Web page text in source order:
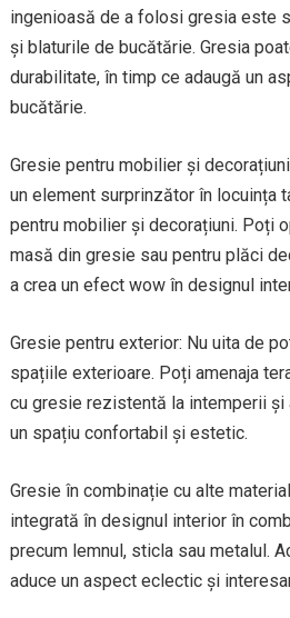
ingenioasă de a folosi gresia este
și blaturile de bucătărie. Gresia
durabilitate, în timp ce adaugă un
bucătărie.
Gresie pentru mobilier și
un element surprinzător în locuința
pentru mobilier și decorațiuni. Poți
masă din gresie sau pentru plăci
a crea un efect wow în designul
Gresie pentru exterior: Nu uita de
spațiile exterioare. Poți amenaja
cu gresie rezistentă la intemperii și
un spațiu confortabil și estetic.
Gresie în combinație cu alte
integrată în designul interior în
precum lemnul, sticla sau metalul.
aduce un aspect eclectic și